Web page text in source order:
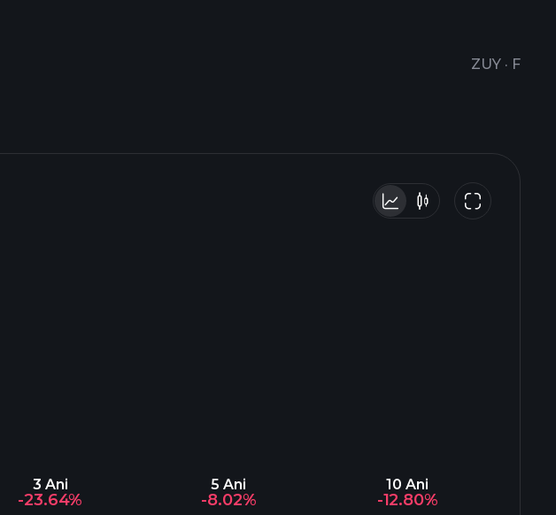
ZUY · F
3 Ani
-23.64%
5 Ani
-8.02%
10 Ani
-12.80%